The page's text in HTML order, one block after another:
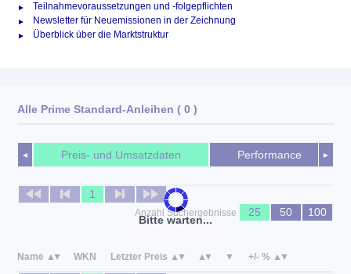
Teilnahmevoraussetzungen und -folgepflichten
Newsletter für Neuemissionen in der Zeichnung
Überblick über die Marktstruktur
Bitte warten...
Alle Prime Standard-Anleihen ( 0 )
◄ ►
Preis- und Umsatzdaten Performance
1
Anzahl Suchergebnisse 25 50 100
Name WKN Letzter Preis +/- %